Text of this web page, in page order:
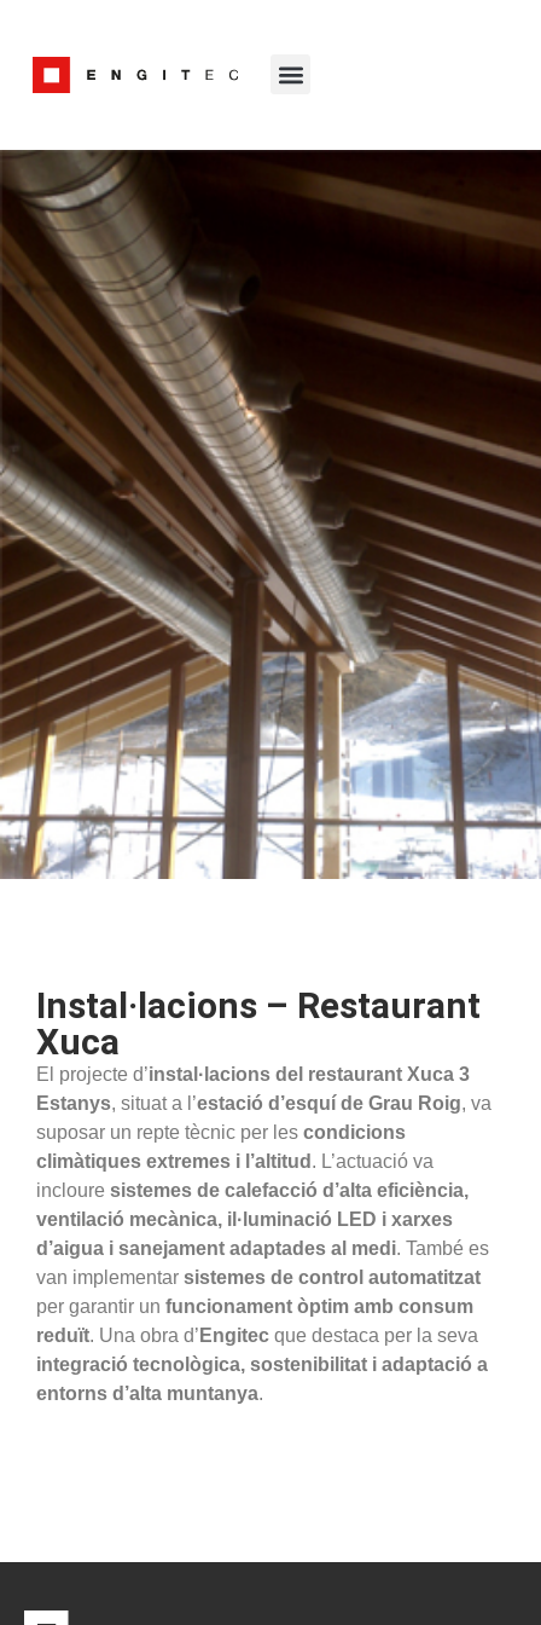
Instal·lacions – Restaurant
Xuca
El projecte d’instal·lacions del restaurant Xuca 3
Estanys, situat a l’estació d’esquí de Grau Roig, va
suposar un repte tècnic per les condicions
climàtiques extremes i l’altitud . L’actuació va
incloure sistemes de calefacció d’alta eficiència,
ventilació mecànica, il·luminació LED i xarxes
d’aigua i sanejament adaptades al medi. També es
van implementar sistemes de control automatitzat
per garantir un funcionament òptim amb consum
reduït. Una obra d’ Engitec que destaca per la seva
integració tecnològica, sostenibilitat i adaptació a
entorns d’alta muntanya.